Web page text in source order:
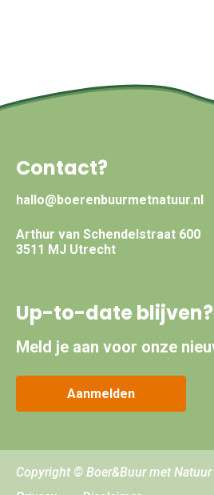
Contact?
hallo@boerenbuurmetnatuur.nl
Arthur van Schendelstraat 600
3511 MJ Utrecht
Up-to-date blijven?
Meld je aan voor onze
Aanmelden
Copyright © Boer&Buur met Natuur